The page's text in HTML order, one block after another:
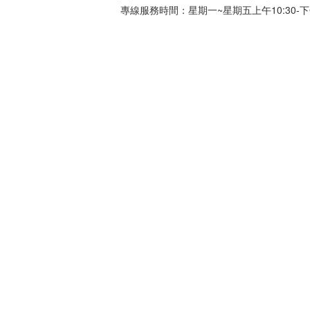
專線服務時間：星期一~星期五上午10:30-